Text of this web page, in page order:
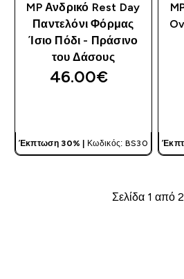
MP Ανδρικό Rest Day
Παντελόνι Φόρμας
Ίσιο Πόδι - Πράσινο
του Δάσους
46.00€‎
Έκπτωση 30% | Κωδικός: BS30
Σελιδοποίηση
Σελίδα 1 από 2